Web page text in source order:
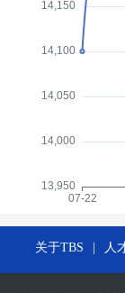
关于TBS 人